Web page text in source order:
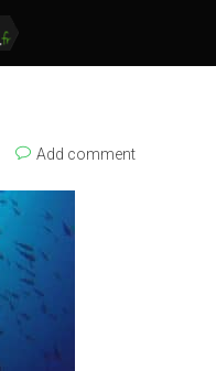
Add comment